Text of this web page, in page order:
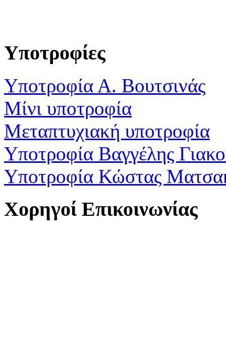
Υποτροφίες
Υποτροφία Α. Βουτσινάς
Μίνι υποτροφία
Μεταπτυχιακή υποτροφία
Υποτροφία Βαγγέλης
Υποτροφία Κώστας
Χορηγοί Επικοινωνίας